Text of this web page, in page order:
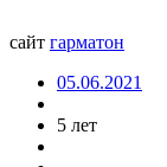
сайт гарматон
05.06.2021
5 лет